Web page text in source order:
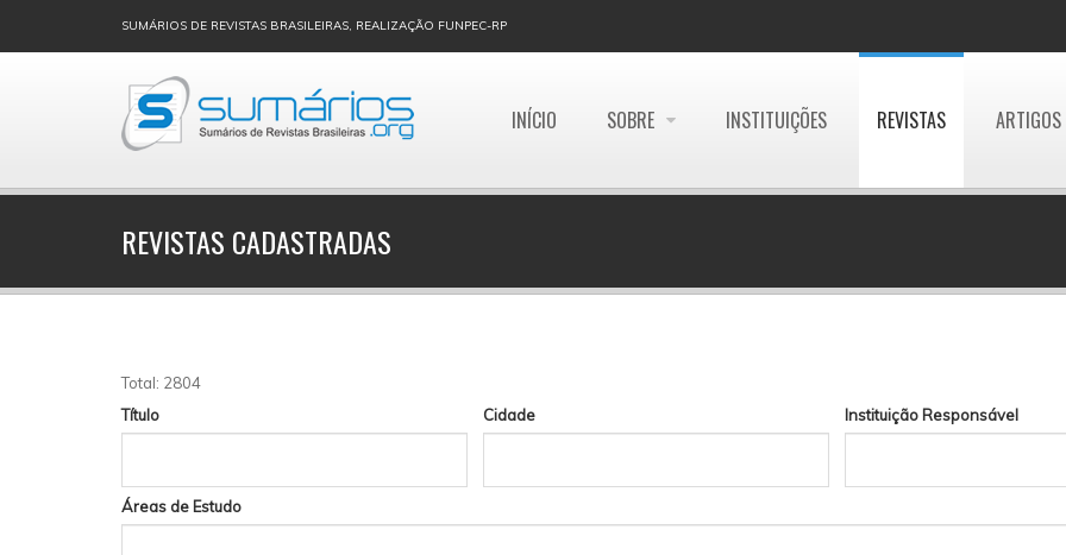
SUMÁRIOS DE REVISTAS BRASILEIRAS, REALIZAÇÃO FUNPEC-RP
INÍCIO SOBRE INSTITUIÇÕES REVISTAS ARTIGOS
REVISTAS CADASTRADAS
Total: 2804
Título
Cidade Instituição Responsável
Áreas de Estudo